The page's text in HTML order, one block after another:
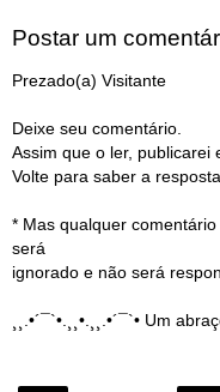
Postar um
Prezado(a) Visitante
Deixe seu comentário.
Assim que o ler, publicarei
Volte para saber a
* Mas qualquer
será
ignorado e não será
¸¸.•´¯`•.¸¸•.¸¸.•´¯`• Um